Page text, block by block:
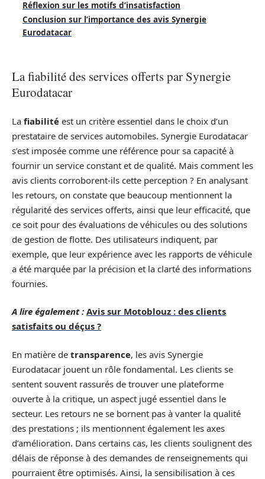
Réflexion sur les motifs d’insatisfaction
Conclusion sur l’importance des avis Synergie
Eurodatacar
La fiabilité des services offerts par Synergie
Eurodatacar
La fiabilité est un critère essentiel dans le choix d’un
prestataire de services automobiles. Synergie Eurodatacar
s’est imposée comme une référence pour sa capacité à
fournir un service constant et de qualité. Mais comment les
avis clients corroborent-ils cette perception ? En analysant
les retours, on constate que beaucoup mentionnent la
régularité des services offerts, ainsi que leur efficacité, que
ce soit pour des évaluations de véhicules ou des solutions
de gestion de flotte. Des utilisateurs indiquent, par
exemple, que leur expérience avec les rapports de véhicule
a été marquée par la précision et la clarté des informations
fournies.
A lire également : Avis sur Motoblouz : des clients
satisfaits ou déçus ?
En matière de transparence, les avis Synergie
Eurodatacar jouent un rôle fondamental. Les clients se
sentent souvent rassurés de trouver une plateforme
ouverte à la critique, un aspect jugé essentiel dans le
secteur. Les retours ne se bornent pas à vanter la qualité
des prestations ; ils mentionnent également les axes
d’amélioration. Dans certains cas, les clients soulignent des
délais de réponse à des demandes de renseignements qui
pourraient être optimisés. Ainsi, la sensibilisation à ces